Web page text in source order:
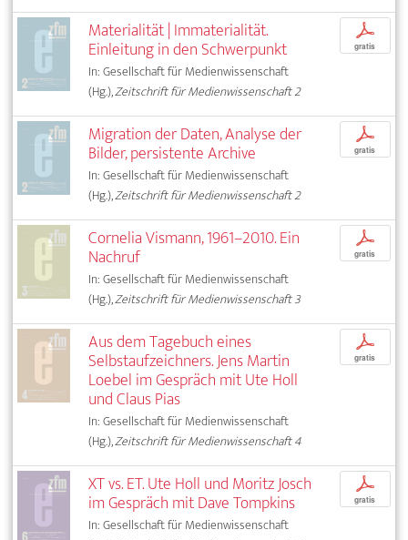
Materialität | Immaterialität.
Einleitung in den Schwerpunkt
In: Gesellschaft für Medienwissenschaft
(Hg.),Zeitschrift für Medienwissenschaft 2
p
gratis
Migration der Daten, Analyse der
Bilder, persistente Archive
In: Gesellschaft für Medienwissenschaft
(Hg.),Zeitschrift für Medienwissenschaft 2
p
gratis
Cornelia Vismann, 1961–2010. Ein
Nachruf
In: Gesellschaft für Medienwissenschaft
(Hg.),Zeitschrift für Medienwissenschaft 3
p
gratis
Aus dem Tagebuch eines
Selbstaufzeichners. Jens Martin
Loebel im Gespräch mit Ute Holl
und Claus Pias
In: Gesellschaft für Medienwissenschaft
(Hg.),Zeitschrift für Medienwissenschaft 4
p
gratis
XT vs. ET. Ute Holl und Moritz Josch
im Gespräch mit Dave Tompkins
In: Gesellschaft für Medienwissenschaft
p
gratis